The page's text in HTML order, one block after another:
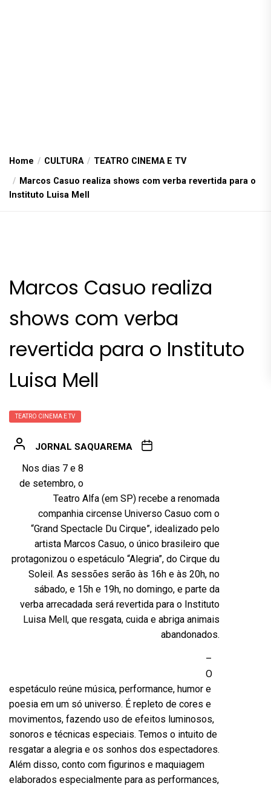
Home CULTURA
TEATRO CINEMA E TV
Marcos Casuo realiza shows com verba revertida para o
Instituto Luisa Mell
Marcos Casuo realiza
shows com verba
revertida para o Instituto
Luisa Mell
TEATRO CINEMA E TV
JORNAL SAQUAREMA
Nos dias 7 e 8
de setembro, o
Teatro Alfa (em SP) recebe a renomada
companhia circense Universo Casuo com o
“Grand Spectacle Du Cirque”, idealizado pelo
artista Marcos Casuo, o único brasileiro que
protagonizou o espetáculo “Alegria”, do Cirque du
Soleil. As sessões serão às 16h e às 20h, no
sábado, e 15h e 19h, no domingo, e parte da
verba arrecadada será revertida para o Instituto
Luisa Mell, que resgata, cuida e abriga animais
abandonados.
–
O
espetáculo reúne música, performance, humor e
poesia em um só universo. É repleto de cores e
movimentos, fazendo uso de efeitos luminosos,
sonoros e técnicas especiais. Temos o intuito de
resgatar a alegria e os sonhos dos espectadores.
Além disso, conto com figurinos e maquiagem
elaborados especialmente para as performances,